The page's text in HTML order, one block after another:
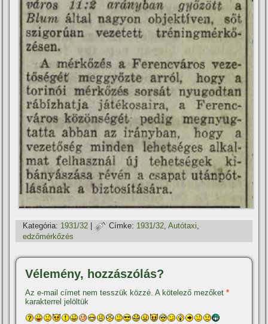
Kategória: 1931/32 | Címke: 1931/32,Autótaxi,
edzőmérkőzés
Vélemény, hozzászólás?
Az e-mail címet nem tesszük közzé. A kötelező mezőket*
karakterrel jelöltük